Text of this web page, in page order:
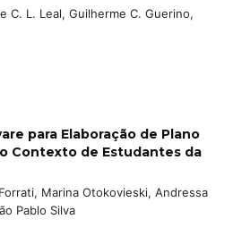
C. L. Leal, Guilherme C. Guerino,
para Elaboração de Plano
Contexto de Estudantes da
Marina Otokovieski, Andressa
Pablo Silva